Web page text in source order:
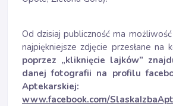
Od dzisiaj publiczność ma
najpiękniejsze zdjęcie przesłane na
poprzez „kliknięcie lajków”
danej fotografii na profilu
Aptekarskiej:
www.facebook.com/